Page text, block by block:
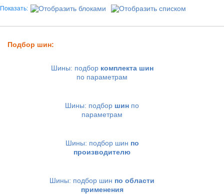
Показать:
Подбор шин:
Шины: подбор комплекта шин
по параметрам
Шины: подбор шин по
параметрам
Шины: подбор шин по
производителю
Шины: подбор шин по области
применения